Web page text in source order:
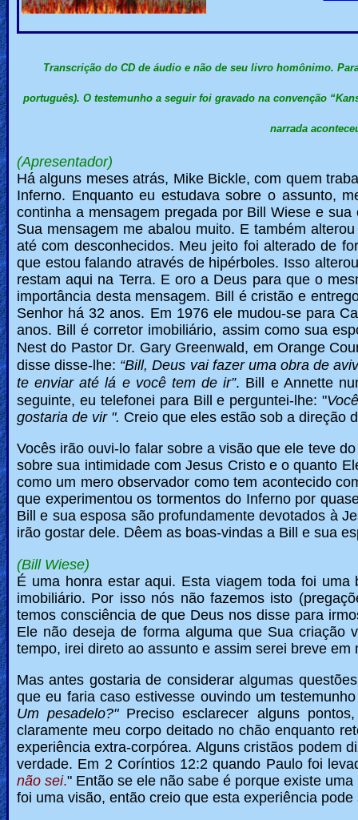
🎞
Stories
Witch
🎞
X-
Muslim
MP3
Bible
🎞
Bible
Movies
🎞
Gospel
Videos
Godly
Movies
🎞
CBN
Videos
🎞
Kids
Videos
Transcrição do CD de áudio e não de seu livro homônimo.
português). O testemunho a seguir foi gravado na convenção
narrada
(Apresentador)
Há alguns meses atrás, Mike Bickle, com quem
Inferno. Enquanto eu estudava sobre o assunto,
continha a mensagem pregada por Bill Wiese e
Sua mensagem me abalou muito. E também
até com desconhecidos. Meu jeito foi alterado de
que estou falando através de hipérboles. Isso
restam aqui na Terra. E oro a Deus para que o
importância desta mensagem. Bill é cristão e
Senhor há 32 anos. Em 1976 ele mudou-se para
anos. Bill é corretor imobiliário, assim como sua
Nest do Pastor Dr. Gary Greenwald, em Orange
disse disse-lhe: “Bill, Deus vai fazer uma obra de
te enviar até lá e você tem de ir”. Bill e Annette
seguinte, eu telefonei para Bill e perguntei-lhe: "
gostaria de vir ". Creio que eles estão sob a direção
Vocês irão ouvi-lo falar sobre a visão que ele teve
sobre sua intimidade com Jesus Cristo e o quanto
como um mero observador como tem acontecido
que experimentou os tormentos do Inferno por
Bill e sua esposa são profundamente devotados à
irão gostar dele. Dêem as boas-vindas a Bill e
(Bill Wiese)
É uma honra estar aqui. Esta viagem toda foi
imobiliário. Por isso nós não fazemos isto
temos consciência de que Deus nos disse para
Ele não deseja de forma alguma que Sua criação
tempo, irei direto ao assunto e assim serei breve em
Mas antes gostaria de considerar algumas
que eu faria caso estivesse ouvindo um
Um pesadelo?" Preciso esclarecer alguns
claramente meu corpo deitado no chão enquanto
experiência extra-corpórea. Alguns cristãos podem
verdade. Em 2 Coríntios 12:2 quando Paulo foi
não sei." Então se ele não sabe é porque existe
foi uma visão, então creio que esta experiência